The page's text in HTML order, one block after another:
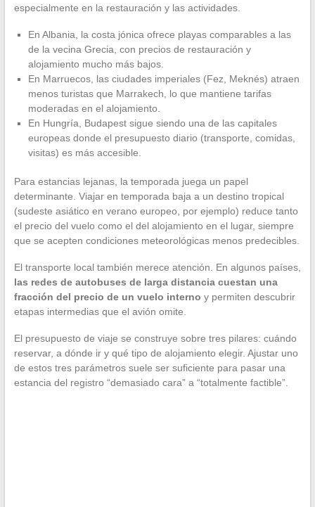
especialmente en la restauración y las actividades.
En Albania, la costa jónica ofrece playas comparables a las
de la vecina Grecia, con precios de restauración y
alojamiento mucho más bajos.
En Marruecos, las ciudades imperiales (Fez, Meknés) atraen
menos turistas que Marrakech, lo que mantiene tarifas
moderadas en el alojamiento.
En Hungría, Budapest sigue siendo una de las capitales
europeas donde el presupuesto diario (transporte, comidas,
visitas) es más accesible.
Para estancias lejanas, la temporada juega un papel
determinante. Viajar en temporada baja a un destino tropical
(sudeste asiático en verano europeo, por ejemplo) reduce tanto
el precio del vuelo como el del alojamiento en el lugar, siempre
que se acepten condiciones meteorológicas menos predecibles.
El transporte local también merece atención. En algunos países,
las redes de autobuses de larga distancia cuestan una
fracción del precio de un vuelo interno y permiten descubrir
etapas intermedias que el avión omite.
El presupuesto de viaje se construye sobre tres pilares: cuándo
reservar, a dónde ir y qué tipo de alojamiento elegir. Ajustar uno
de estos tres parámetros suele ser suficiente para pasar una
estancia del registro “demasiado cara” a “totalmente factible”.